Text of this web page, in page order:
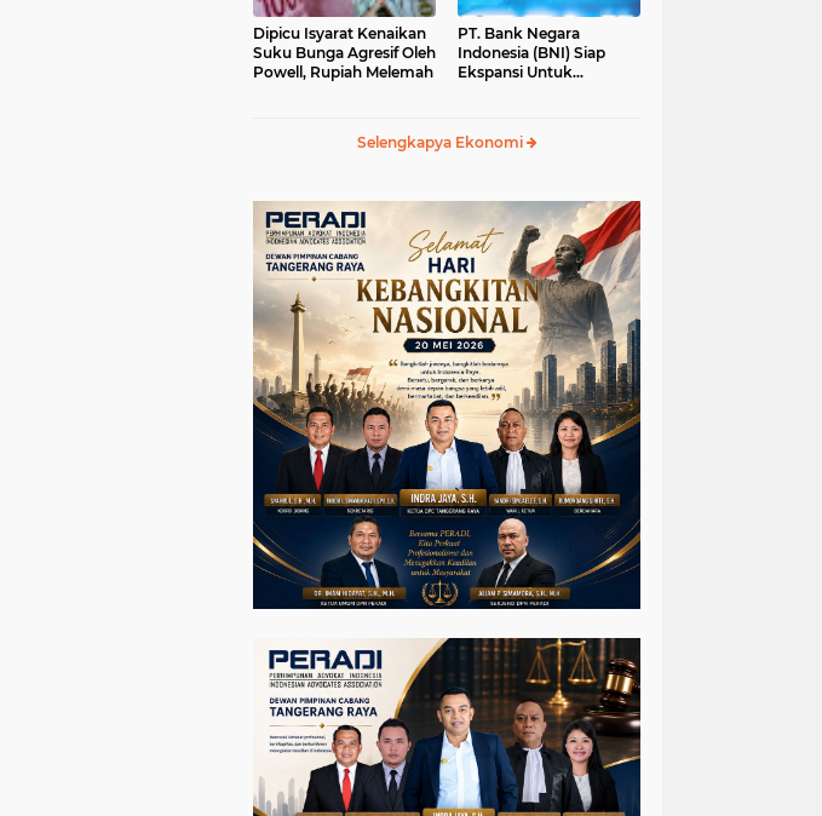
Dipicu Isyarat Kenaikan
Suku Bunga Agresif Oleh
Powell, Rupiah Melemah
PT. Bank Negara
Indonesia (BNI) Siap
Ekspansi Untuk
Selengkapya Ekonomi